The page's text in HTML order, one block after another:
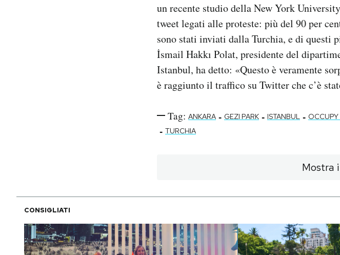
un recente studio della New York
tweet legati alle proteste: più del 90 per
sono stati inviati dalla Turchia, e di questi
İsmail Hakkı Polat, presidente del
Istanbul, ha detto: «Questo è veramente
è raggiunto il traffico su Twitter che c’è
Tag: ANKARA - GEZI PARK - ISTANBUL - OCCUPY
- TURCHIA
Mostra
CONSIGLIATI